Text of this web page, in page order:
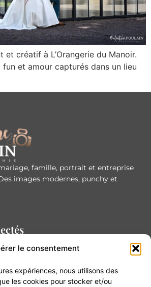
le consentement
expériences, nous utilisons des
les cookies pour stocker et/ou
et créatif à L’Orangerie du Manoir.
fun et amour capturés dans un lieu
famille, portrait et entreprise
images modernes, punchy et